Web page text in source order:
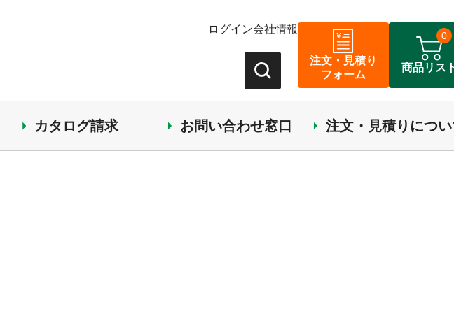
ログイン会社情報
注文・見積り
フォーム
商品リス
0
カタログ請求 お問い合わせ窓口 注文・見積りにつ